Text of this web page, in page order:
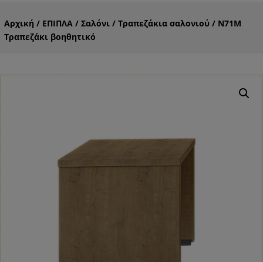
Αρχική / ΕΠΙΠΛΑ / Σαλόνι / Τραπεζάκια σαλονιού / Ν71M
Τραπεζάκι βοηθητικό